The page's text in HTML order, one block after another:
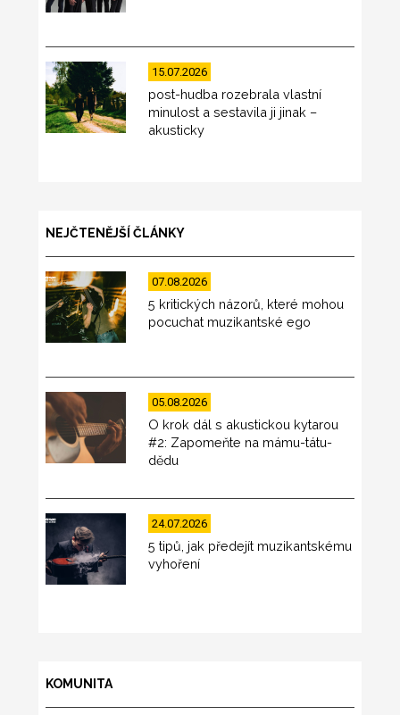
15.07.2026
post-hudba rozebrala vlastní
minulost a sestavila ji jinak –
akusticky
NEJČTENĚJŠÍ ČLÁNKY
07.08.2026
5 kritických názorů, které mohou
pocuchat muzikantské ego
05.08.2026
O krok dál s akustickou kytarou
#2: Zapomeňte na mámu-tátu-
dědu
24.07.2026
5 tipů, jak předejít muzikantskému
vyhoření
KOMUNITA